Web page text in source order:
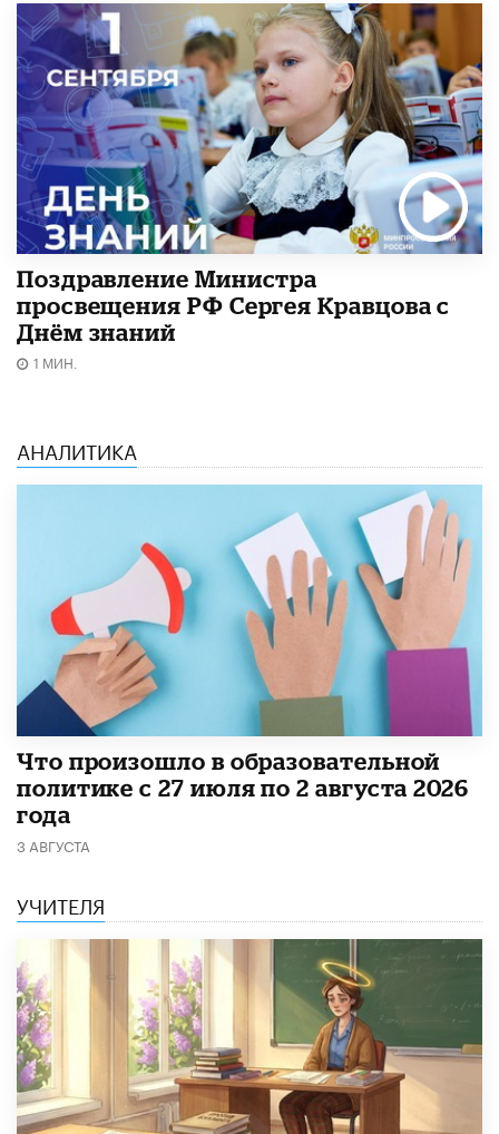
Поздравление Министра
просвещения РФ Сергея Кравцова с
Днём знаний
1 МИН.
АНАЛИТИКА
​Что произошло в образовательной
политике с 27 июля по 2 августа 2026
года
3 АВГУСТА
УЧИТЕЛЯ